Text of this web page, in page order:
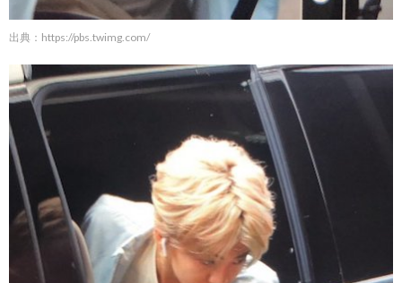
出典： https://pbs.twimg.com/